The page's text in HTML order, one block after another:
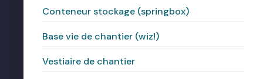
Conteneur stockage (springbox)
Base vie de chantier (wiz!)
Vestiaire de chantier